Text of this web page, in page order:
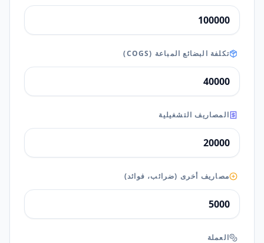
تكلفة البضائع المباعة (COGS)
المصاريف التشغيلية
مصاريف أخرى (ضرائب، فوائد)
العملة